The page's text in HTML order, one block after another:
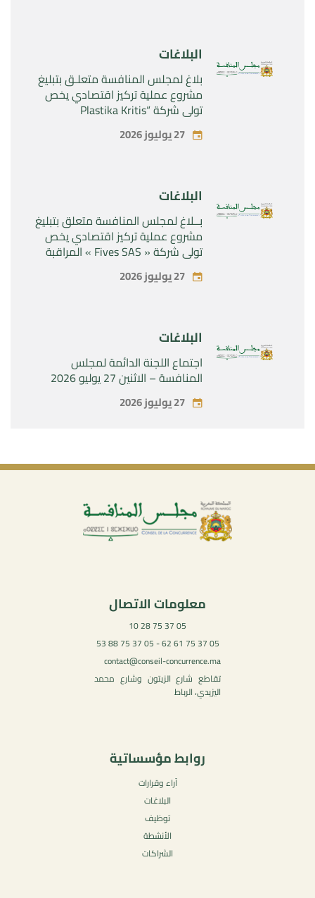
البلاغات
بلاغ لمجلس المنافسة متعلـق بتبليغ
مشروع عملية تركيز اقتصادي يخص
تولي شركة “Plastika Kritis
SA”المراقبة الحصرية لشركة
“Naturplas Industrial SARL” 27 يوليوز 2026
البلاغات
بــلاغ لمجلس المنافسة متعلق بتبليغ
مشروع عملية تركيز اقتصادي يخص
تولي شركة « Fives SAS » المراقبة
SAS »27 يوليوز 2026
البلاغات
اجتماع اللجنة الدائمة لمجلس
المنافسة – الاثنين 27 يوليو 2026
27 يوليوز 2026
معلومات الاتصال
05 37 75 28 10
05 37 75 61 62 - 05 37 75 88 53
contact@conseil-concurrence.ma
تقاطع شارع الزيتون وشارع محمد
اليزيدي، الرباط
روابط مؤسساتية
آراء وقرارات
البلاغات
توظيف
الأنشطة
الشراكات